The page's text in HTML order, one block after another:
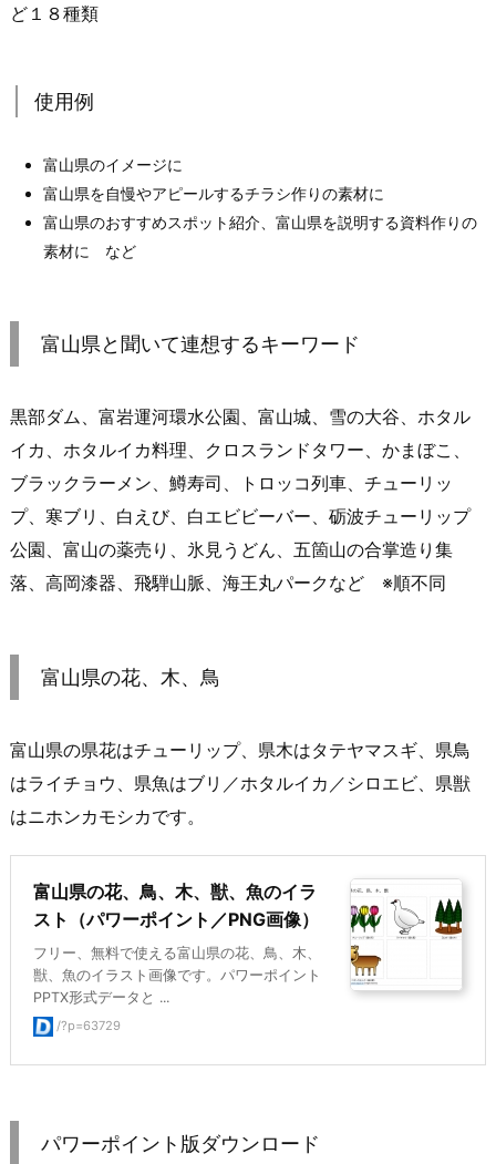
ど１８種類
使用例
富山県のイメージに
富山県を自慢やアピールするチラシ作りの素材に
富山県のおすすめスポット紹介、富山県を説明する資料作りの
素材に など
富山県と聞いて連想するキーワード
黒部ダム、富岩運河環水公園、富山城、雪の大谷、ホタル
イカ、ホタルイカ料理、クロスランドタワー、かまぼこ、
ブラックラーメン、鱒寿司、トロッコ列車、チューリッ
プ、寒ブリ、白えび、白エビビーバー、砺波チューリップ
公園、富山の薬売り、氷見うどん、五箇山の合掌造り集
落、高岡漆器、飛騨山脈、海王丸パークなど ※順不同
富山県の花、木、鳥
富山県の県花はチューリップ、県木はタテヤマスギ、県鳥
はライチョウ、県魚はブリ／ホタルイカ／シロエビ、県獣
はニホンカモシカです。
富山県の花、鳥、木、獣、魚のイラ
スト（パワーポイント／PNG画像）
フリー、無料で使える富山県の花、鳥、木、
獣、魚のイラスト画像です。パワーポイント
PPTX形式データと ...
/?p=63729
パワーポイント版ダウンロード